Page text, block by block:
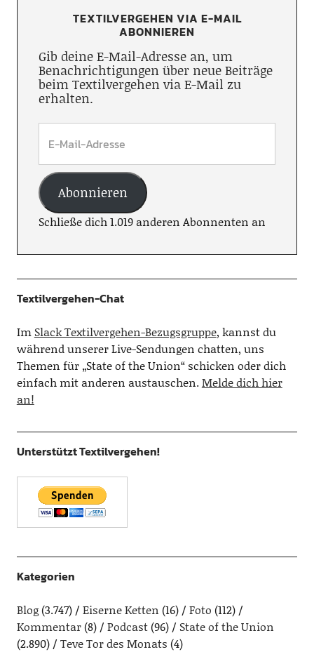
TEXTILVERGEHEN VIA E-MAIL
ABONNIEREN
Gib deine E-Mail-Adresse an, um
Benachrichtigungen über neue Beiträge
beim Textilvergehen via E-Mail zu
erhalten.
Abonnieren
Schließe dich 1.019 anderen Abonnenten an
Textilvergehen-Chat
Im Slack Textilvergehen-Bezugsgruppe, kannst du
während unserer Live-Sendungen chatten, uns
Themen für „State of the Union“ schicken oder dich
einfach mit anderen austauschen.Melde dich hier
an!
Unterstützt Textilvergehen!
Kategorien
Blog(3.747) Eiserne Ketten (16) Foto (112)
Kommentar(8) Podcast(96)
State of the Union
(2.890)
Teve Tor des Monats (4)